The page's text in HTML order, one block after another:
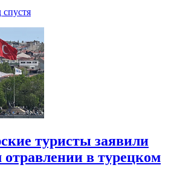
спустя
туристы заявили
отравлении в турецком